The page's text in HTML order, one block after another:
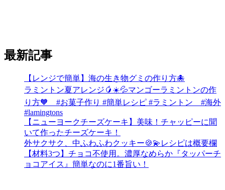
最新記事
【レンジで簡単】海の生き物グミの作り方🐙
ラミントン夏アレンジ🥭☀️💦マンゴーラミントンの作
り方🧡 #お菓子作り #簡単レシピ #ラミントン #海外
#lamingtons
【ニューヨークチーズケーキ】美味！チャッピーに聞
いて作ったチーズケーキ！
外サクサク、中ふわふわクッキー🍪💫レシピは概要欄
【材料3つ】チョコ不使用。濃厚なめらか『タッパーチ
ョコアイス』簡単なのに1番旨い！